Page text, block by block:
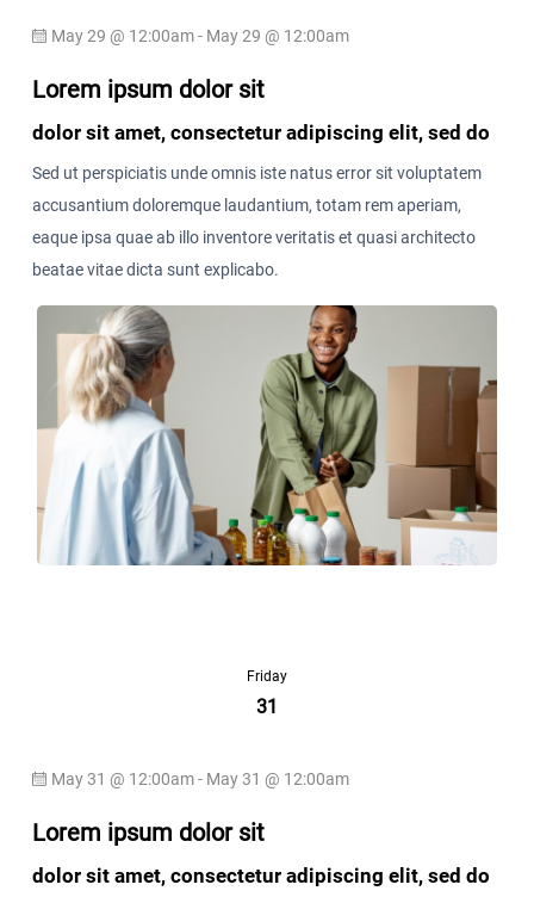
May 29 @ 12:00am - May 29 @ 12:00am
Lorem ipsum dolor sit
dolor sit amet, consectetur adipiscing elit, sed do
Sed ut perspiciatis unde omnis iste natus error sit voluptatem
accusantium doloremque laudantium, totam rem aperiam,
eaque ipsa quae ab illo inventore veritatis et quasi architecto
beatae vitae dicta sunt explicabo.
Friday
31
May 31 @ 12:00am - May 31 @ 12:00am
Lorem ipsum dolor sit
dolor sit amet, consectetur adipiscing elit, sed do